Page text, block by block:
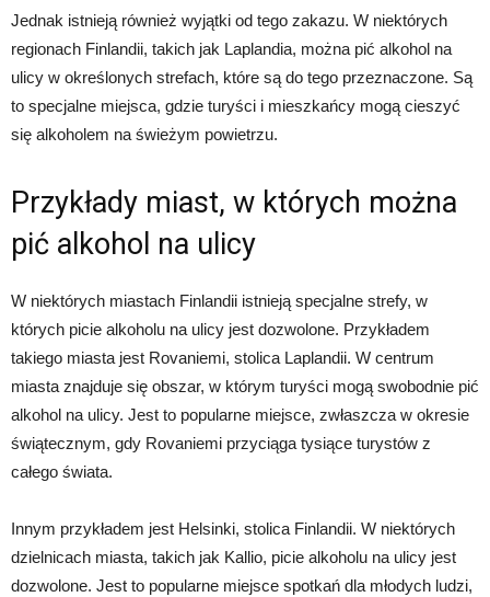
Jednak istnieją również wyjątki od tego zakazu. W niektórych
regionach Finlandii, takich jak Laplandia, można pić alkohol na
ulicy w określonych strefach, które są do tego przeznaczone. Są
to specjalne miejsca, gdzie turyści i mieszkańcy mogą cieszyć
się alkoholem na świeżym powietrzu.
Przykłady miast, w których można
pić alkohol na ulicy
W niektórych miastach Finlandii istnieją specjalne strefy, w
których picie alkoholu na ulicy jest dozwolone. Przykładem
takiego miasta jest Rovaniemi, stolica Laplandii. W centrum
miasta znajduje się obszar, w którym turyści mogą swobodnie pić
alkohol na ulicy. Jest to popularne miejsce, zwłaszcza w okresie
świątecznym, gdy Rovaniemi przyciąga tysiące turystów z
całego świata.
Innym przykładem jest Helsinki, stolica Finlandii. W niektórych
dzielnicach miasta, takich jak Kallio, picie alkoholu na ulicy jest
dozwolone. Jest to popularne miejsce spotkań dla młodych ludzi,